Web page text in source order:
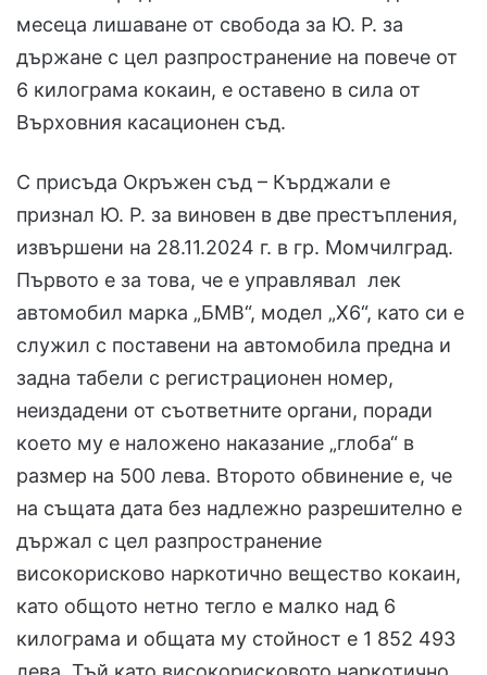
месеца лишаване от свобода за Ю. Р. за
държане с цел разпространение на повече от
6 килограма кокаин, е оставено в сила от
Върховния касационен съд.
С присъда Окръжен съд – Кърджали е
признал Ю. Р. за виновен в две престъпления,
извършени на 28.11.2024 г. в гр. Момчилград.
Първото е за това, че е управлявал лек
автомобил марка „БМВ“, модел „Х6“, като си е
служил с поставени на автомобила предна и
задна табели с регистрационен номер,
неиздадени от съответните органи, поради
което му е наложено наказание „глоба“ в
размер на 500 лева. Второто обвинение е, че
на същата дата без надлежно разрешително е
държал с цел разпространение
високорисково наркотично вещество кокаин,
като общото нетно тегло е малко над 6
килограма и общата му стойност е 1 852 493